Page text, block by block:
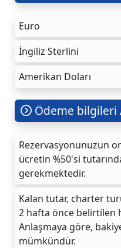
Euro
İngiliz Sterlini
Amerikan Doları
Ödeme bilgileri
Rezervasyonunuzun
ücretin %50'si
gerekmektedir.
Kalan tutar, charter
2 hafta önce belirtilen
Anlaşmaya göre,
mümkündür.